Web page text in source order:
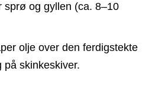
sprø og gyllen (ca. 8–10
olje over den ferdigstekte
på skinkeskiver.